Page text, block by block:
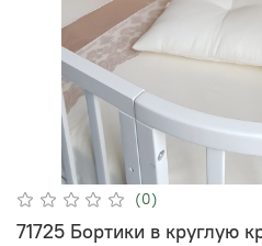
(0)
71725 Бортики в круглую